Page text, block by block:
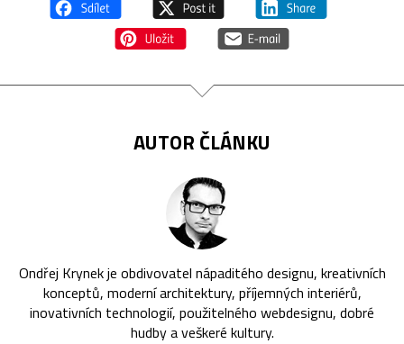
AUTOR ČLÁNKU
Ondřej Krynek je obdivovatel nápaditého designu, kreativních
konceptů, moderní architektury, příjemných interiérů,
inovativních technologií, použitelného webdesignu, dobré
hudby a veškeré kultury.